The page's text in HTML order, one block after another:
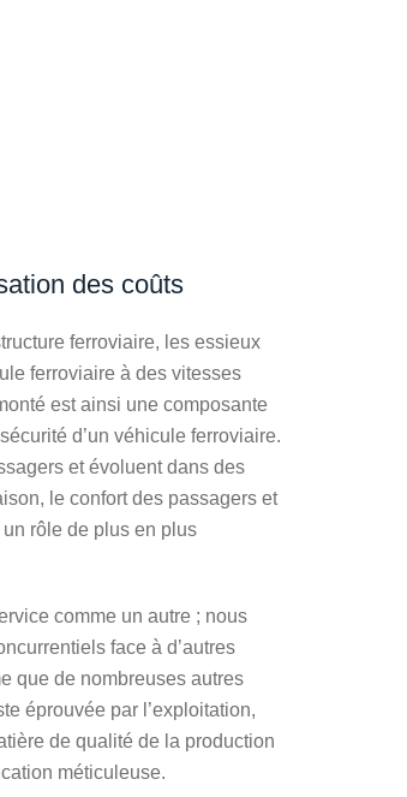
des coûts
ferroviaire, les essieux
ferroviaire à des vitesses
est ainsi une composante
d’un véhicule ferroviaire.
et évoluent dans des
le confort des passagers et
rôle de plus en plus
comme un autre ; nous
face à d’autres
que de nombreuses autres
éprouvée par l’exploitation,
de qualité de la production
méticuleuse.